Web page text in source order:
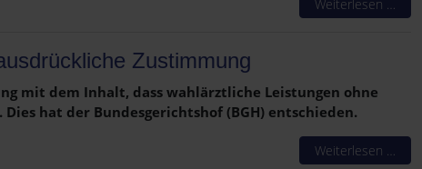
Weiterlesen …
Zustimmung
mit dem Inhalt, dass wahlärztliche Leistungen ohne
hat der Bundesgerichtshof (BGH) entschieden.
Weiterlesen …